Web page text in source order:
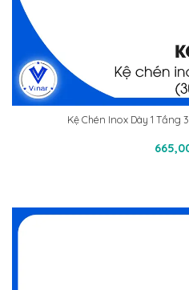
Kệ Chén Inox Dày 1 Tầng
Thêm Vào